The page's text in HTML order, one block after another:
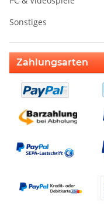
Sonstiges
Zahlungsarten